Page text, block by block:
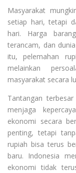
Masyarakat
setiap hari, tetapi
hari. Harga
terancam, dan
itu, pelemahan
melainkan
masyarakat secara
Tantangan
menjaga
ekonomi secara
penting, tetapi
rupiah bisa terus
baru. Indonesia
ekonomi tidak